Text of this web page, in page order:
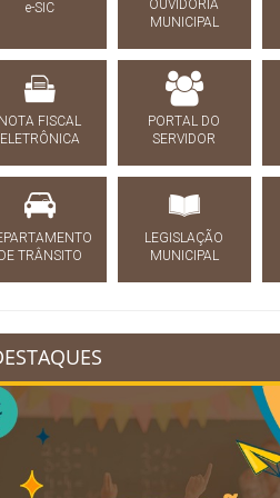
e-SIC
OUVIDORIA
MUNICIPAL
FISCAL
ELETRÔNICA
PORTAL DO
SERVIDOR
TRÂNSITO
LEGISLAÇÃO
MUNICIPAL